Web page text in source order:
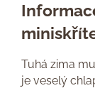
Tuhá zima
je veselý